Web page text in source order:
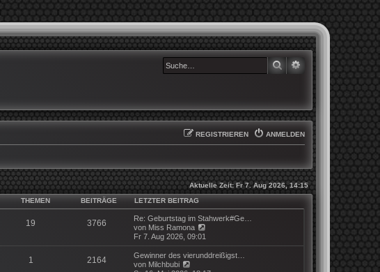
SUCHE
ANMELDEN
REGISTRIEREN
Aktuelle Zeit: Fr 7. Aug 2026, 14:15
THEMEN BEITRÄGE LETZTER BEITRAG
19 3766
Re: Geburtstag im Stahwerk#Ge…
von Miss Ramona
u
e
Fr 7. Aug 2026, 09:01
1 2164
Gewinner des vierunddreißigst…
von Milchbubi